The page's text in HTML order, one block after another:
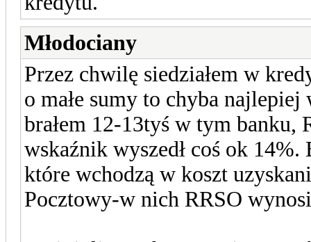
Młodociany
Przez chwilę siedziałem w
o małe sumy to chyba
brałem 12-13tyś w tym banku,
wskaźnik wyszedł coś ok
które wchodzą w koszt
Pocztowy-w nich RRSO